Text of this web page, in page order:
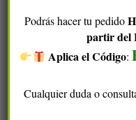
Menta
Podrás hacer tu pedido
partir del
Aplica el Código:
Cualquier duda o